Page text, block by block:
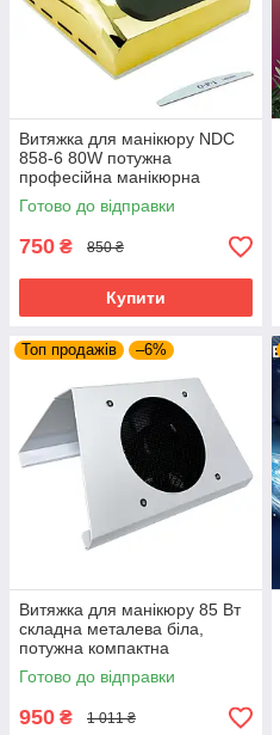
Витяжка для манікюру NDC
858-6 80W потужна
професійна манікюрна
витяжка манікюрний пилосос
фільтр +пилка
Готово до відправки
750 ₴ 850 ₴
Купити
Топ продажів –6%
Витяжка для манікюру 85 Вт
складна металева біла,
потужна компактна
манікюрна витяжка
Готово до відправки
950 ₴ 1 011 ₴